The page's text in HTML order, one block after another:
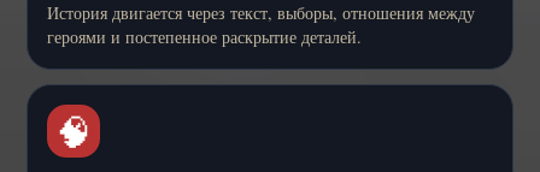
История двигается через текст, выборы, отношения между
героями и постепенное раскрытие деталей.
🧠